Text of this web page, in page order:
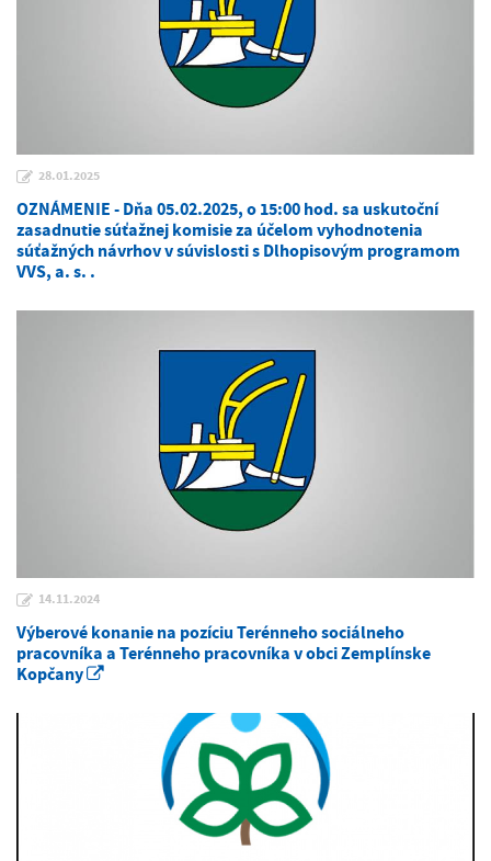
28.01.2025
OZNÁMENIE - Dňa 05.02.2025, o 15:00 hod. sa uskutoční
zasadnutie súťažnej komisie za účelom vyhodnotenia
súťažných návrhov v súvislosti s Dlhopisovým programom
VVS, a. s. .
14.11.2024
Výberové konanie na pozíciu Terénneho sociálneho
pracovníka a Terénneho pracovníka v obci Zemplínske
Kopčany